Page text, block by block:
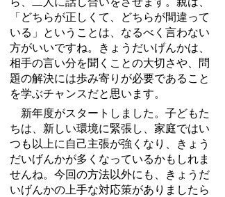
「どちらが正しくて、どちらが間違って
いる」ということは、なるべく言わない
方がいいですね。きょうだいげんかは、
相手の言い分を聞くことの大切さや、問
題の解決には歩み寄りが必要であること
を学ぶチャンスだと思います。
新年度がスタートしました。子どもた
ちは、新しい環境に緊張し、家庭ではい
つも以上に自己主張が強くなり、きょう
だいげんかが多くなっているかもしれま
せんね。今回の方法以外にも、きょうだ
いげんかの上手な対応策がありましたら